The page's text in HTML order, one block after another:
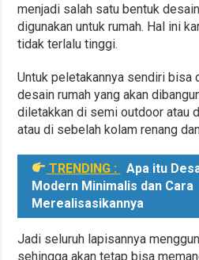
menjadi salah satu bentuk
digunakan untuk rumah. Hal ini
tidak terlalu tinggi.
Untuk peletakannya sendiri bisa
desain rumah yang akan
diletakkan di semi outdoor atau
atau di sebelah kolam renang
TRENDING :
Apa itu
Modern Minimalis dan Cara
Merealisasikannya
Jadi seluruh lapisannya
sehingga akan tetap bisa